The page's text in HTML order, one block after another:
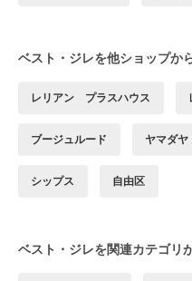
ベスト・ジレを他ショップか
レリアン プラスハウス
ブージュルード ヤマダヤ
シップス 自由区
ベスト・ジレを関連カテゴリ